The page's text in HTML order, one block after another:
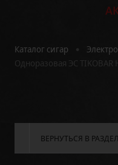
Каталог сигар
Одноразовая ЭС
ВЕРНУТЬСЯ В РАЗДЕЛ